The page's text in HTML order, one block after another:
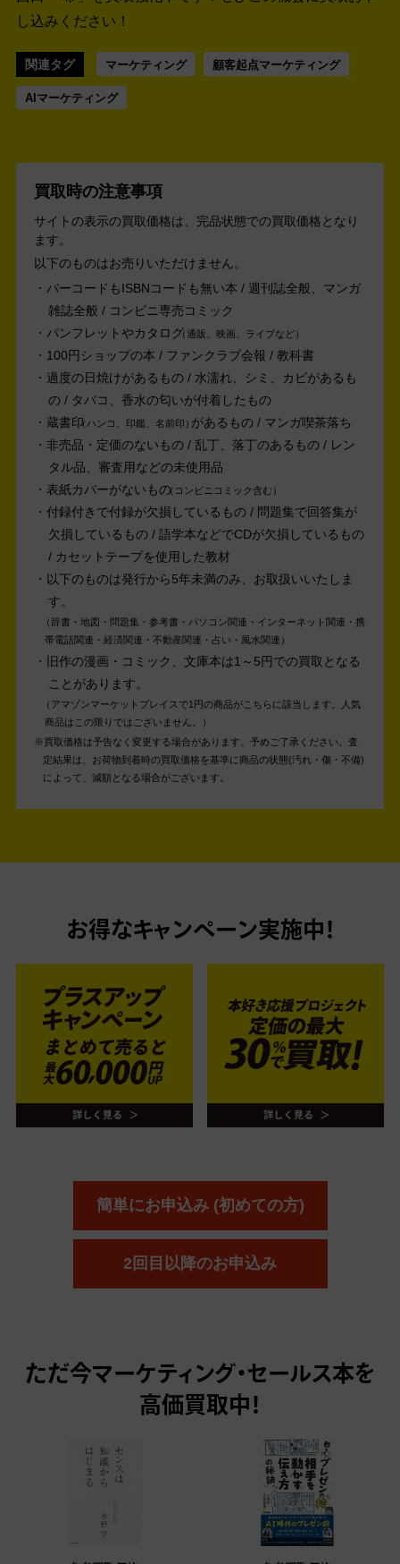
し込みください！
関連タグ マーケティング 顧客起点マーケティング
AIマーケティング
買取時の注意事項
サイトの表示の買取価格は、完品状態での買取価格となり
ます。
以下のものはお売りいただけません。
バーコードもISBNコードも無い本 / 週刊誌全般、マンガ
雑誌全般 / コンビニ専売コミック
パンフレットやカタログ 通販、映画、ライブなど
100円ショップの本 / ファンクラブ会報 / 教科書
過度の日焼けがあるもの / 水濡れ、シミ、カビがあるも
の / タバコ、香水の匂いが付着したもの
蔵書印 ハンコ、印鑑、名前印
があるもの / マンガ喫茶落ち
非売品・定価のないもの / 乱丁、落丁のあるもの / レン
タル品、審査用などの未使用品
表紙カバーがないもの コンビニコミック含む
付録付きで付録が欠損しているもの / 問題集で回答集が
欠損しているもの / 語学本などでCDが欠損しているもの
/ カセットテープを使用した教材
以下のものは発行から5年未満のみ、お取扱いいたしま
す。
辞書・地図・問題集・参考書・パソコン関連・インターネット関連・携
帯電話関連・経済関連・不動産関連・占い・風水関連
旧作の漫画・コミック、文庫本は1～5円での買取となる
ことがあります。
アマゾンマーケットプレイスで1円の商品がこちらに該当します。人気
商品はこの限りではございません。
買取価格は予告なく変更する場合があります。予めご了承ください。 査
定結果は、お荷物到着時の買取価格を基準に商品の状態(汚れ・傷・不備)
によって、減額となる場合がございます。
お得なキャンペーン実施中！
簡単にお申込み (初めての方)
2回目以降のお申込み
ただ今マーケティング・セールス本を
高価買取中！